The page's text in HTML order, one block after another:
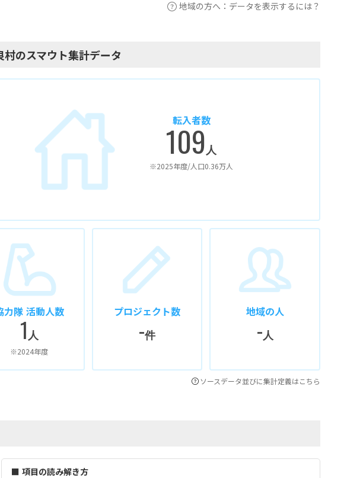
地域の方へ：データを表示するには？
村のスマウト集計データ
転入者数
109人
※2025年度/人口0.36万人
力隊 活動人数
1 人
※2024年度
プロジェクト数
-件
地域の人
-人
ソースデータ並びに集計定義はこちら
■ 項目の読み解き方